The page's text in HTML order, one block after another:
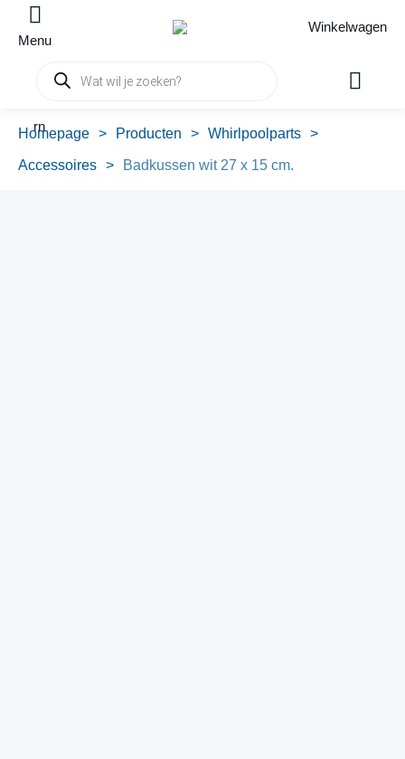
Menu
Winkelwagen
Producten
zoeken
rn
Homepage > Producten > Whirlpoolparts >
Accessoires > Badkussen wit 27 x 15 cm.